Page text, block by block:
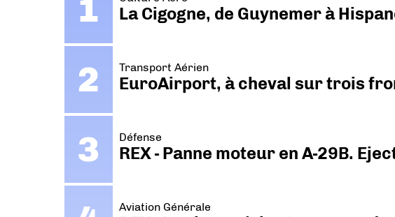
La Cigogne, de Guynemer à
Transport Aérien
EuroAirport, à cheval sur trois
Défense
REX - Panne moteur en A-29B.
Aviation Générale